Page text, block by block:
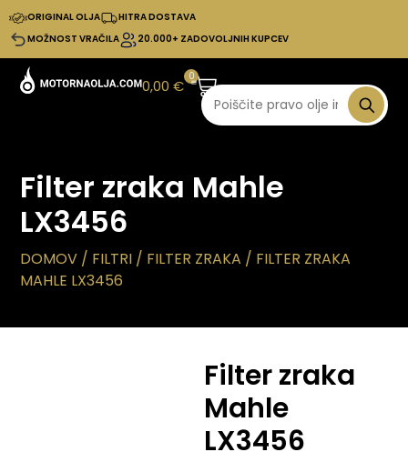
ORIGINAL OLJA
HITRA DOSTAVA
MOŽNOST VRAČILA
20.000+ ZADOVOLJNIH KUPCEV
0,00€
0
Filter zraka Mahle
LX3456
DOMOV / FILTRI / FILTER ZRAKA / FILTER ZRAKA
MAHLE LX3456
Filter zraka
Mahle
LX3456